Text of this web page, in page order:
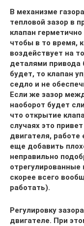
В механизме
тепловой зазор в
клапан
чтобы в то время,
воздействует на
деталями привода
будет, то клапан
седло и не
Если же зазор
наоборот будет
что открытие
случаях это
двигателя, работе
еще добавить
неправильно
скорее всего
работать).
Регулировку
двигателе. При